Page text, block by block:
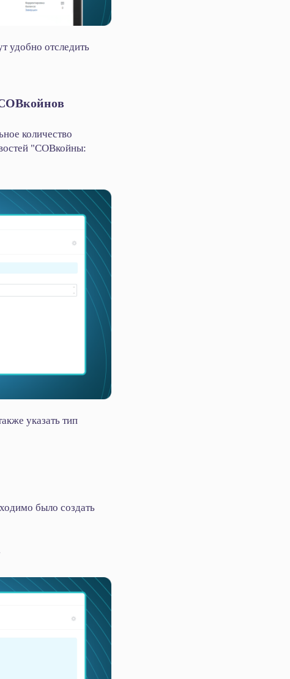
удобно отследить
СОВкойнов
количество
"СОВкойны:
указать тип
было создать